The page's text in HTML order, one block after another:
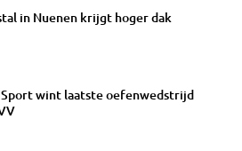
in Nuenen krijgt hoger dak
Sport wint laatste oefenwedstrijd